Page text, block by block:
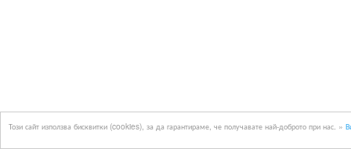
Този сайт използва бисквитки (cookies), за да гарантираме, че получавате най-доброто при нас. »